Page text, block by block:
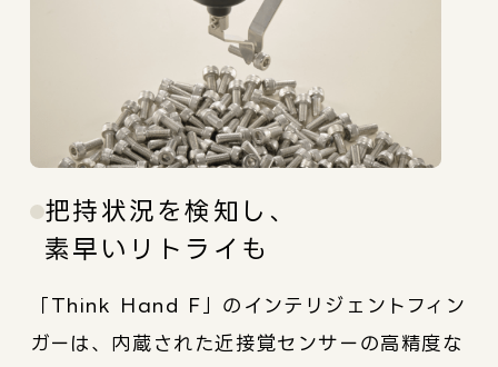
把持状況を検知し、
素早いリトライも
「Think Hand F」のインテリジェントフィン
ガーは、内蔵された近接覚センサーの高精度な